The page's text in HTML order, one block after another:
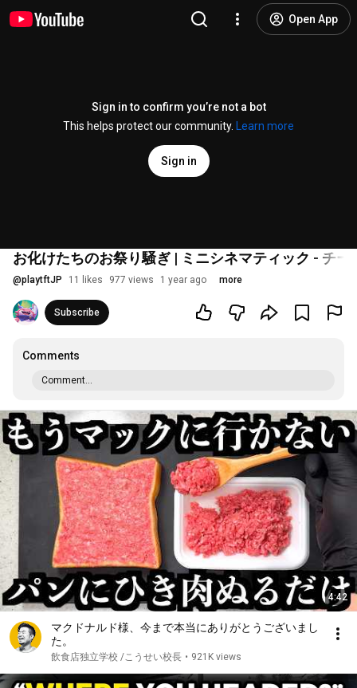
Open App
Sign in to confirm you’re not a bot
This helps protect our community.
Learn more
Sign in
お化けたちのお祭り騒ぎ | ミニシネマティック - チ
@playtftJP 11 likes 977 views 1 year ago more
Subscribe
Comments
Comment...
4:42
マクドナルド様、今まで本当にありがとうございまし
た。
飲食店独立学校 /こうせい校長 • 921K views